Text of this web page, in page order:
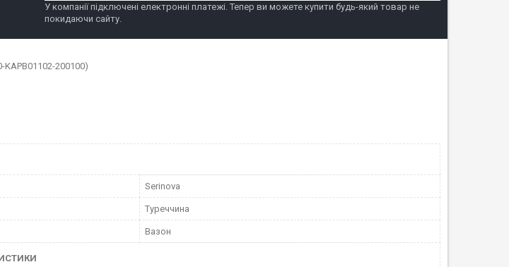
У компанії підключені електронні платежі. Тепер ви можете купити будь-який товар не
покидаючи сайту.
KAPB01102-200100)
Serinova
Туреччина
Вазон